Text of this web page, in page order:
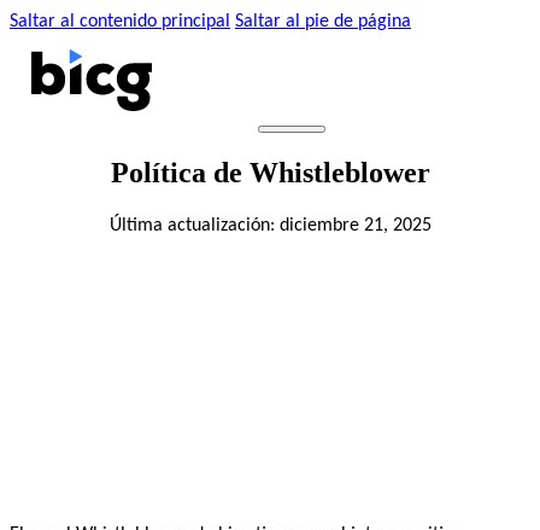
Saltar al contenido principal Saltar al pie de página
Política de Whistleblower
Última actualización: diciembre 21, 2025